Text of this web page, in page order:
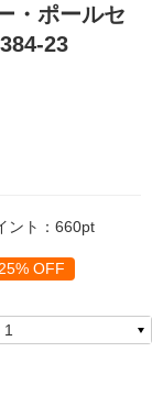
・ポールセ
23
ント：660pt
25% OFF